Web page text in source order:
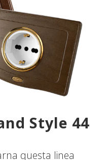
Style 44
questa linea